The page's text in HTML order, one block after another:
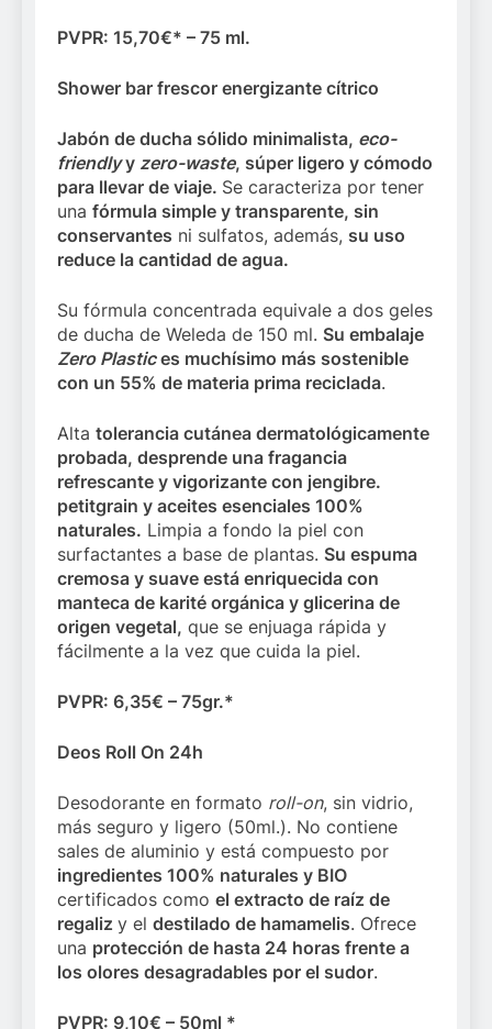
PVPR: 15,70€* – 75 ml.
Shower bar frescor energizante cítrico
Jabón de ducha sólido minimalista, eco-
friendlyy zero-waste, súper ligero y cómodo
para llevar de viaje. Se caracteriza por tener
una fórmula simple y transparente, sin
conservantes ni sulfatos, además, su uso
reduce la cantidad de agua.
Su fórmula concentrada equivale a dos geles
de ducha de Weleda de 150 ml. Su embalaje
Zero Plastices muchísimo más sostenible
con un 55% de materia prima reciclada.
Alta tolerancia cutánea dermatológicamente
probada, desprende una fragancia
refrescante y vigorizante con jengibre.
petitgrain y aceites esenciales 100%
naturales. Limpia a fondo la piel con
surfactantes a base de plantas. Su espuma
cremosa y suave está enriquecida con
manteca de karité orgánica y glicerina de
origen vegetal, que se enjuaga rápida y
fácilmente a la vez que cuida la piel.
PVPR: 6,35€ – 75gr.*
Deos Roll On 24h
Desodorante en formato roll-on, sin vidrio,
más seguro y ligero (50ml.). No contiene
sales de aluminio y está compuesto por
ingredientes 100% naturales y BIO
certificados como el extracto de raíz de
regaliz y el destilado de hamamelis. Ofrece
una protección de hasta 24 horas frente a
los olores desagradables por el sudor.
PVPR: 9,10€ – 50ml *